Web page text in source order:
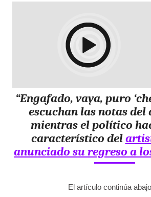
“Engafado, vaya, puro
escuchan las notas del
mientras el político
característico del
anunciado su regreso a
El artículo continúa abajo